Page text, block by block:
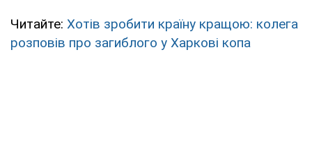
Читайте: Хотів зробити країну кращою: колега
розповів про загиблого у Харкові копа